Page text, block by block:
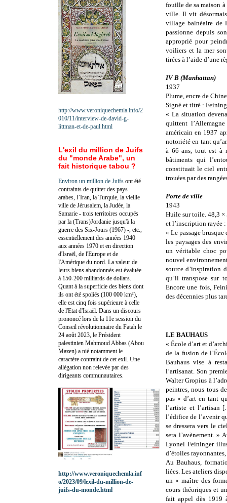
fouille de sa maison à
ville. Il vit
village balnéaire de
passionne depuis
approprié pour
voiliers et la mer
tirées à l’aide d’une
IV B (Manhattan)
1937
Plume, encre de
Signé et titré :
« La situation
quittent
américain en 1937
notoriété en tant
à 66 ans, tout est à
bâtiments qui
constituait le ciel
trouées par des
Porte de ville
1943
Huile sur toile. 48,3 ×
et l’inscription rayée
« Le passage
les paysages des
un véritable choc
nouvel
source d’inspiration
qu’il transpose sur
Encore une fois,
des décennies plus
LE BAUHAUS
« École d’art et
de la fusion de
Bauhaus vise à
l’artisanat. Son
Walter Gropius à
peintres, nous tous
pas « d’art en tant
l’artiste et l’artisan
l’édifice de l’avenir
se dressera vers le
sera l’avènement. »
Lyonel Feininger
d’étoiles
Au Bauhaus,
liées. Les ateliers
un « maître des
cours théoriques et
fait appel dès 1919
http://www.veroniquechemla.info/2
010/11/interview-de-david-g-
littman-et-de-paul.html
L'exil du million de Juifs
du "monde Arabe", un
fait historique tabou ?
Environ un million de Juifs ont été
contraints de quitter des pays
arabes, l’Iran, la Turquie, la vieille
ville de Jérusalem, la Judée, la
Samarie - trois territoires occupés
par la (Trans)Jordanie jusqu'à la
guerre des Six-Jours (1967) -, etc.,
essentiellement des années 1940
aux années 1970 et en direction
d'Israël, de l'Europe et de
l'Amérique du nord. La valeur de
leurs biens abandonnés est évaluée
à 150-200 milliards de dollars.
Quant à la superficie des biens dont
ils ont été spoliés (100 000 km²),
elle est cinq fois supérieure à celle
de l'Etat d'Israël. Dans un discours
prononcé lors de la 11e session du
Conseil révolutionnaire du Fatah le
24 août 2023, le Président
palestinien Mahmoud Abbas (Abou
Mazen) a nié notamment le
caractère contraint de cet exil. Une
allégation non relevée par des
dirigeants communautaires.
http://www.veroniquechemla.inf
o/2023/09/lexil-du-million-de-
juifs-du-monde.html